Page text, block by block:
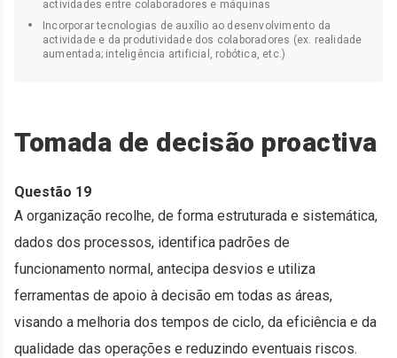
actividades entre colaboradores e máquinas
Incorporar tecnologias de auxílio ao desenvolvimento da
actividade e da produtividade dos colaboradores (ex. realidade
aumentada; inteligência artificial, robótica, etc.)
Tomada de decisão proactiva
Questão 19
A organização recolhe, de forma estruturada e sistemática,
dados dos processos, identifica padrões de
funcionamento normal, antecipa desvios e utiliza
ferramentas de apoio à decisão em todas as áreas,
visando a melhoria dos tempos de ciclo, da eficiência e da
qualidade das operações e reduzindo eventuais riscos.